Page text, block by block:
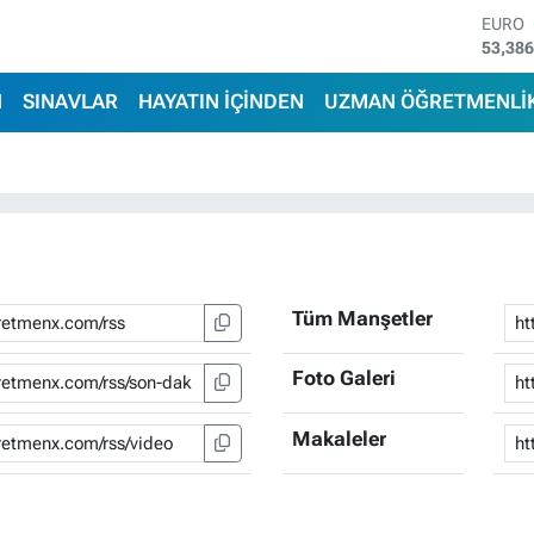
EURO
SINAVLAR HAYATIN İÇİNDEN UZMAN
Tüm Manşetler
Foto Galeri
Makaleler